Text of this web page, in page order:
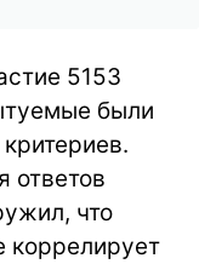
5153
были
ответов
что
коррелирует